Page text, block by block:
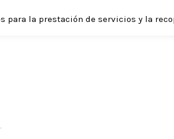
la prestación de servicios y la